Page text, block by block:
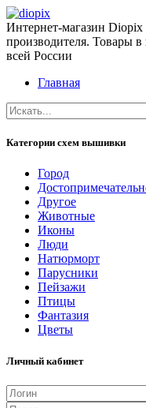
Интернет-магазин
производителя. Товары
всей России
Главная
Категории схем вышивки
Город
Другое
Животные
Иконы
Люди
Натюрморт
Парусники
Пейзажи
Птицы
Фантазия
Цветы
Личный кабинет